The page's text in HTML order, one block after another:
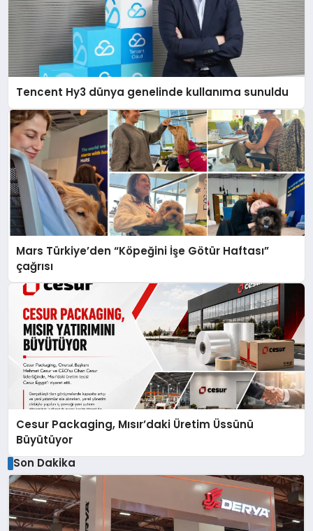
Tencent Hy3 dünya genelinde kullanıma sunuldu
Mars Türkiye’den “Köpeğini İşe Götür Haftası”
çağrısı
Cesur Packaging, Mısır’daki Üretim Üssünü
Büyütüyor
Son Dakika